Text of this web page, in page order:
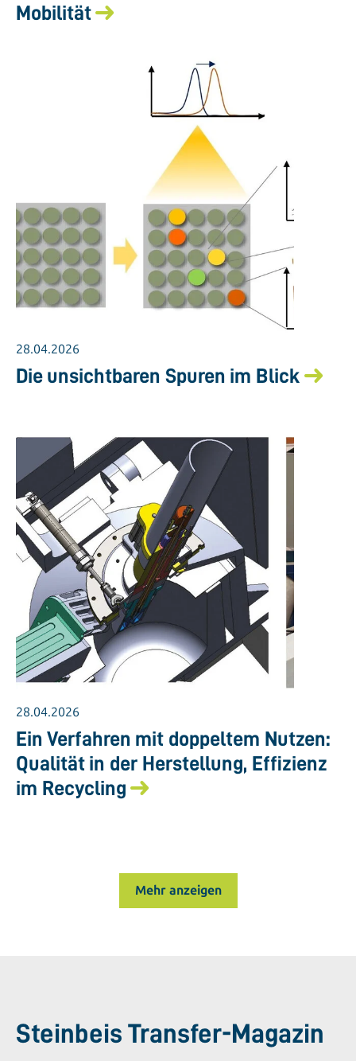
Mobilität
28.04.2026
Die unsichtbaren Spuren im Blick
28.04.2026
Ein Verfahren mit doppeltem Nutzen:
Qualität in der Herstellung, Effizienz
im Recycling
Mehr anzeigen
Steinbeis Transfer-Magazin